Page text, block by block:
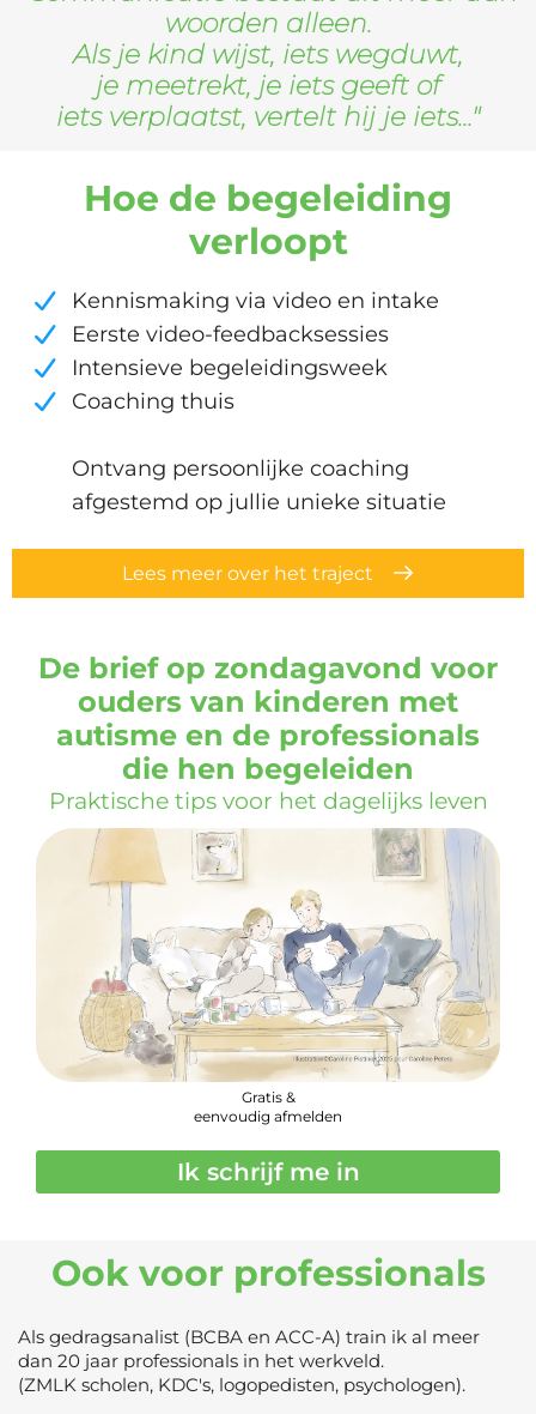
woorden alleen.
Als je kind wijst, iets wegduwt,
je meetrekt, je iets geeft of
iets verplaatst, vertelt hij je iets..."
Hoe de begeleiding
verloopt
Kennismaking via video en intake
Eerste video-feedbacksessies
Intensieve begeleidingsweek
Coaching thuis
Ontvang persoonlijke coaching
afgestemd op jullie unieke situatie
Lees meer over het traject
Ook voor professionals
Als gedragsanalist (BCBA en ACC-A) train ik al meer
dan 20 jaar professionals in het werkveld.
(ZMLK scholen, KDC's, logopedisten, psychologen).